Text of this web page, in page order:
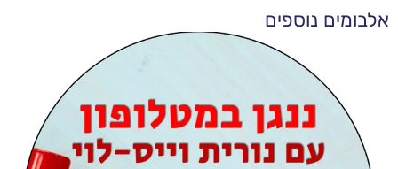
נוספים